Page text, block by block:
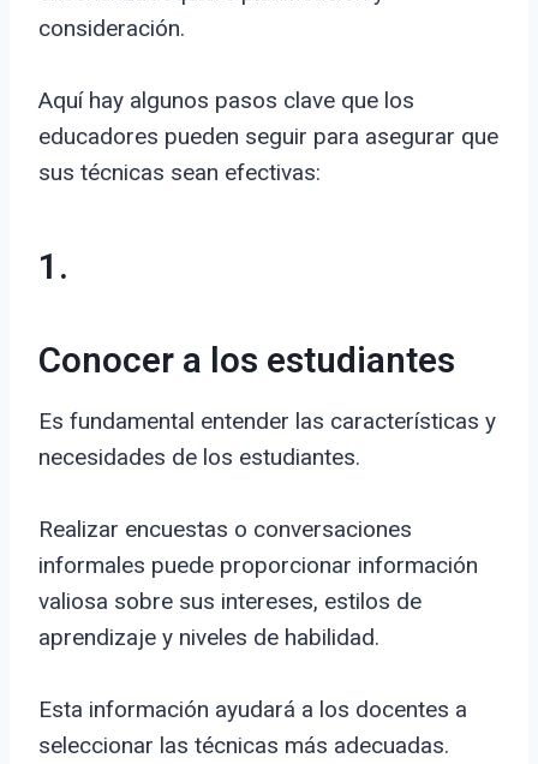
consideración.
Aquí hay algunos pasos clave que los
educadores pueden seguir para asegurar que
sus técnicas sean efectivas:
1.
Conocer a los estudiantes
Es fundamental entender las características y
necesidades de los estudiantes.
Realizar encuestas o conversaciones
informales puede proporcionar información
valiosa sobre sus intereses, estilos de
aprendizaje y niveles de habilidad.
Esta información ayudará a los docentes a
seleccionar las técnicas más adecuadas.